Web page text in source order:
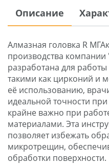
Описание
Алмазная головка R
производства
разработана для
такими как цирконий и
её использованию,
идеальной точности
крайне важно при
материалами. Эта
позволяет избежать
микротрещин,
обработки поверхности.